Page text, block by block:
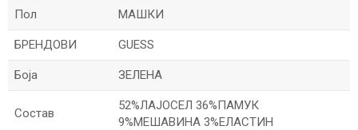
Пол МАШКИ
БРЕНДОВИ GUESS
Боја ЗЕЛЕНА
Состав
52%ЛАЈОСЕЛ 36%ПАМУК
9%МЕШАВИНА 3%ЕЛАСТИН